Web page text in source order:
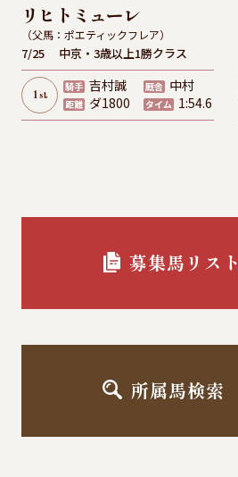
リヒトミューレ
（父馬：ポエティックフレア）
7/25 中京・3歳以上1勝クラス
1 st
騎手 吉村誠 厩舎 中村
距離 ダ1800 タイム 1:54.6
募集馬リスト
所属馬検索